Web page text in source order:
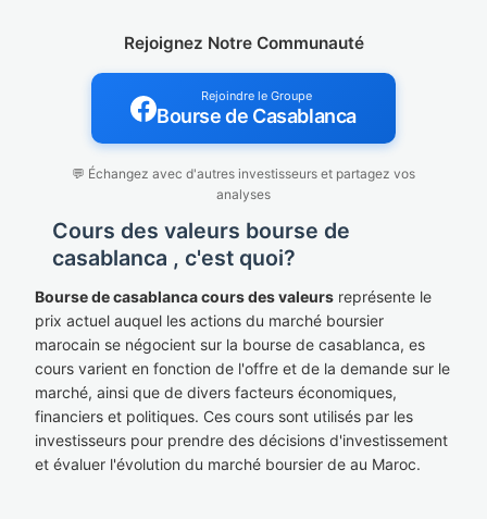
Rejoignez Notre Communauté
Rejoindre le Groupe
Bourse de Casablanca
💬 Échangez avec d'autres investisseurs et partagez vos
analyses
Cours des valeurs bourse de
casablanca , c'est quoi?
Bourse de casablanca cours des valeurs représente le
prix actuel auquel les actions du marché boursier
marocain se négocient sur la bourse de casablanca, es
cours varient en fonction de l'offre et de la demande sur le
marché, ainsi que de divers facteurs économiques,
financiers et politiques. Ces cours sont utilisés par les
investisseurs pour prendre des décisions d'investissement
et évaluer l'évolution du marché boursier de au Maroc.